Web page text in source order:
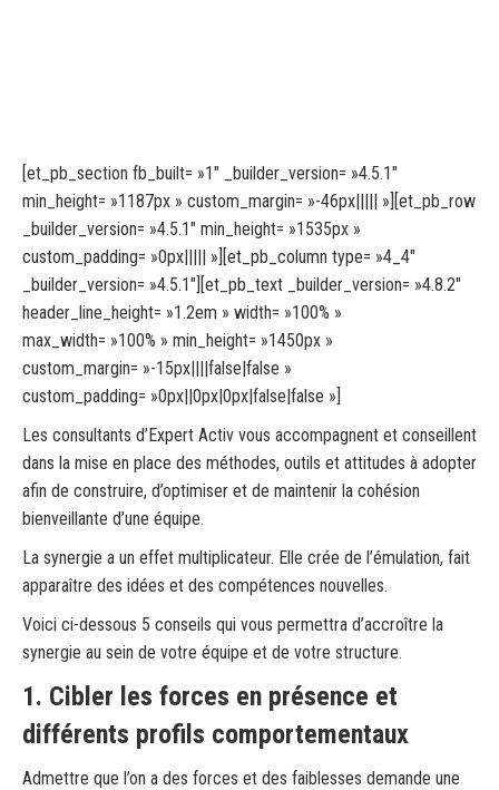
[et_pb_section fb_built= »1″ _builder_version= »4.5.1″
min_height= »1187px » custom_margin= »-46px||||| »][et_pb_row
_builder_version= »4.5.1″ min_height= »1535px »
custom_padding= »0px||||| »][et_pb_column type= »4_4″
_builder_version= »4.5.1″][et_pb_text _builder_version= »4.8.2″
header_line_height= »1.2em » width= »100% »
max_width= »100% » min_height= »1450px »
custom_margin= »-15px||||false|false »
custom_padding= »0px||0px|0px|false|false »]
Les consultants d’Expert Activ vous accompagnent et conseillent
dans la mise en place des méthodes, outils et attitudes à adopter
afin de construire, d’optimiser et de maintenir la cohésion
bienveillante d’une équipe.
La synergie a un effet multiplicateur. Elle crée de l’émulation, fait
apparaître des idées et des compétences nouvelles.
Voici ci-dessous 5 conseils qui vous permettra d’accroître la
synergie au sein de votre équipe et de votre structure.
1. Cibler les forces en présence et
différents profils comportementaux
Admettre que l’on a des forces et des faiblesses demande une